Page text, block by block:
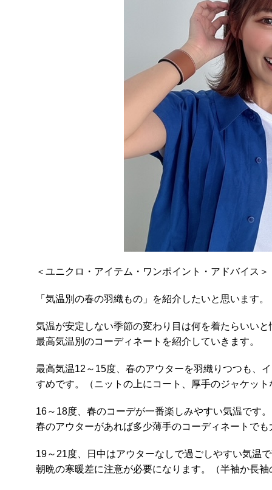
＜ユニクロ・アイテム・ワンポイント・アドバイス＞
「気温別の春の羽織もの」を紹介したいと思います。
気温が安定しない季節の変わり目は何を着たらいい
最高気温別のコーディネートを紹介していきます。
最高気温12～15度、春のアウターを羽織りつつも、
すめです。（ニットの上にコート、厚手のジャケット
16～18度、春のコーデが一番楽しみやすい気温です。
春のアウターがあれば多少薄手のコーディネートで
19～21度、日中はアウターなしで過ごしやすい気温
朝晩の寒暖差に注意が必要になります。（半袖か長